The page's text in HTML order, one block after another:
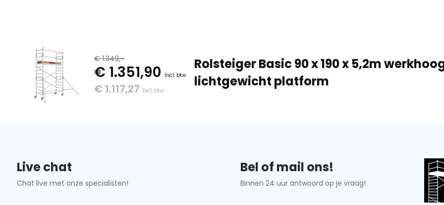
€ 1.349,-
€ 1.351,90 Incl. btw
€ 1.117,27 Excl. btw
Rolsteiger Basic 90 x 190 x 5,2m
lichtgewicht platform
Live chat
Chat live met onze specialisten!
Bel of mail ons!
Binnen 24 uur antwoord op je vraag!